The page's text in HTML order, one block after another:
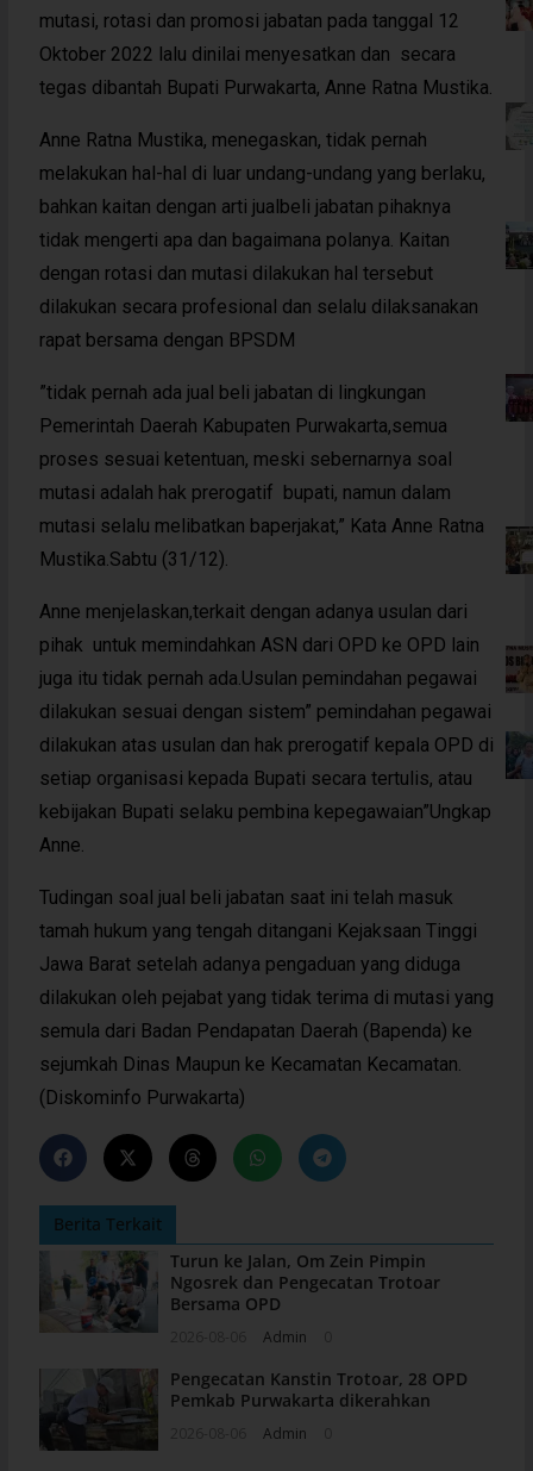
mutasi, rotasi dan promosi jabatan pada tanggal 12
Oktober 2022 lalu dinilai menyesatkan dan secara
tegas dibantah Bupati Purwakarta, Anne Ratna Mustika.
Anne Ratna Mustika, menegaskan, tidak pernah
melakukan hal-hal di luar undang-undang yang berlaku,
bahkan kaitan dengan arti jualbeli jabatan pihaknya
tidak mengerti apa dan bagaimana polanya. Kaitan
dengan rotasi dan mutasi dilakukan hal tersebut
dilakukan secara profesional dan selalu dilaksanakan
rapat bersama dengan BPSDM
”tidak pernah ada jual beli jabatan di lingkungan
Pemerintah Daerah Kabupaten Purwakarta,semua
proses sesuai ketentuan, meski sebernarnya soal
mutasi adalah hak prerogatif bupati, namun dalam
mutasi selalu melibatkan baperjakat,” Kata Anne Ratna
Mustika.Sabtu (31/12).
Anne menjelaskan,terkait dengan adanya usulan dari
pihak untuk memindahkan ASN dari OPD ke OPD lain
juga itu tidak pernah ada.Usulan pemindahan pegawai
dilakukan sesuai dengan sistem” pemindahan pegawai
dilakukan atas usulan dan hak prerogatif kepala OPD di
setiap organisasi kepada Bupati secara tertulis, atau
kebijakan Bupati selaku pembina kepegawaian”Ungkap
Anne.
Tudingan soal jual beli jabatan saat ini telah masuk
tamah hukum yang tengah ditangani Kejaksaan Tinggi
Jawa Barat setelah adanya pengaduan yang diduga
dilakukan oleh pejabat yang tidak terima di mutasi yang
semula dari Badan Pendapatan Daerah (Bapenda) ke
sejumkah Dinas Maupun ke Kecamatan Kecamatan.
(Diskominfo Purwakarta)
Berita Terkait
Turun ke Jalan, Om Zein Pimpin
Ngosrek dan Pengecatan Trotoar
Bersama OPD
Admin
Pengecatan Kanstin Trotoar, 28 OPD
Pemkab Purwakarta dikerahkan
Admin